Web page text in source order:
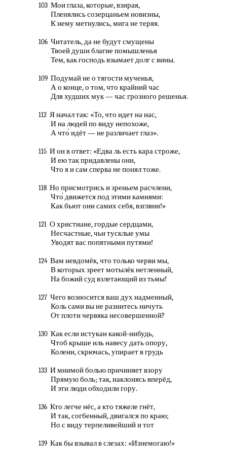
103Мои глаза, которые, взирая,
Пленялись созерцаньем новизны,
К нему метнулись, мига не теряя.
106Читатель, да не будут смущены
Твоей души благие помышленья
Тем, как господь взымает долг с вины.
109Подумай не о тягости мученья,
А о конце, о том, что крайний час
Для худших мук — час грозного решенья.
112Я начал так: «То, что идет на нас,
И на людей по виду непохоже,
А что́ идёт — не различает глаз».
115И он в ответ: «Едва ль есть кара строже,
И ею так придавлены они,
Что я и сам сперва не понял тоже.
118Но присмотрись и зреньем расчлени,
Что́ движется под этими камнями:
Как бьют они самих себя, взгляни!»
121О христиане, гордые сердцами,
Несчастные, чьи тусклые умы
Уводят вас попятными путями!
124Вам невдомёк, что только черви мы,
В которых зреет мотылёк нетленный,
На божий суд взлетающий из тьмы!
127Чего возносится ваш дух надменный,
Коль сами вы не разнитесь ничуть
От плоти червяка несовершенной?
130Как если истукан какой-нибудь,
Чтоб крыше иль навесу дать опору,
Колени, скрючась, упирает в грудь
133И мнимой болью причиняет взору
Прямую боль; так, наклонясь вперёд,
И эти люди обходили гору.
136Кто легче нёс, а кто тяжеле гнёт,
И так, согбенный, двигался по краю;
Но с виду терпеливейший и тот
139Как бы взывал в слезах: «Изнемогаю!»